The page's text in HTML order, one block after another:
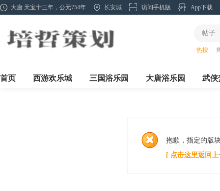
大唐.天宝十三年，公元754年 长安城 访问手机版 App下载
帖子
热搜:
首页 西游欢乐城 三国浴乐园 大唐浴乐园 武侠
抱歉，指定的版
[ 点击这里返回